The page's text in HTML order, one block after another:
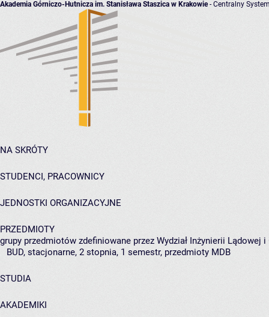
Akademia Górniczo-Hutnicza im. Stanisława Staszica w Krakowie- Centralny
NA SKRÓTY
STUDENCI, PRACOWNICY
JEDNOSTKI ORGANIZACYJNE
PRZEDMIOTY
grupy przedmiotów zdefiniowane przez Wydział Inżynierii Lądowej
BUD, stacjonarne, 2 stopnia, 1 semestr, przedmioty MDB
STUDIA
AKADEMIKI